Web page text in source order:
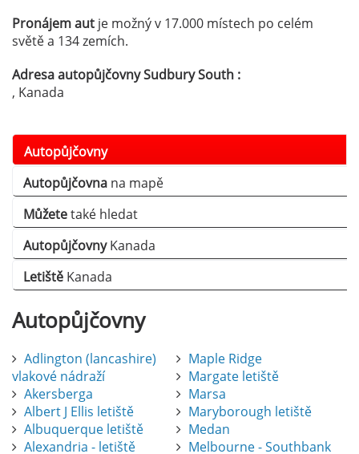
Pronájem aut je možný v 17.000 místech po celém
světě a 134 zemích.
Adresa autopůjčovny Sudbury South :
, Kanada
Autopůjčovny
Autopůjčovna na mapě
Můžetetaké hledat
AutopůjčovnyKanada
Letiště Kanada
Autopůjčovny
Adlington (lancashire)
vlakové nádraží
Akersberga
Albert J Ellis letiště
Albuquerque letiště
Alexandria - letiště
Maple Ridge
Margate letiště
Marsa
Maryborough letiště
Medan
Melbourne - Southbank